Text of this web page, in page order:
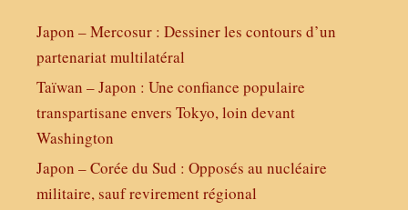
Japon – Mercosur : Dessiner les contours d’un
partenariat multilatéral
Taïwan – Japon : Une confiance populaire
transpartisane envers Tokyo, loin devant
Washington
Japon – Corée du Sud : Opposés au nucléaire
militaire, sauf revirement régional